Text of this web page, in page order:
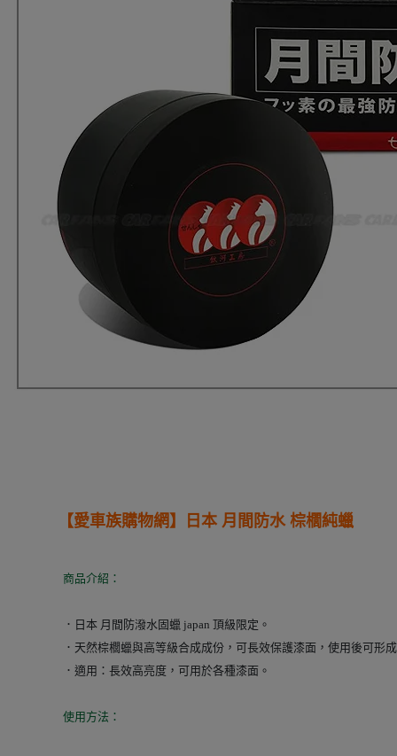
【愛車族購物網】 日本 月間防水 棕櫚純蠟
商品介紹：
．日本 月間防潑水固蠟 japan 頂級限定。
．天然棕櫚蠟與高等級合成成份，可長效保護漆面，使用後可形
．適用 ： 長效高亮度，可用於各種漆面。
使用方法：